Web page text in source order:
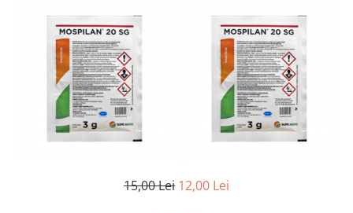
15,00 Lei 12,00 Lei